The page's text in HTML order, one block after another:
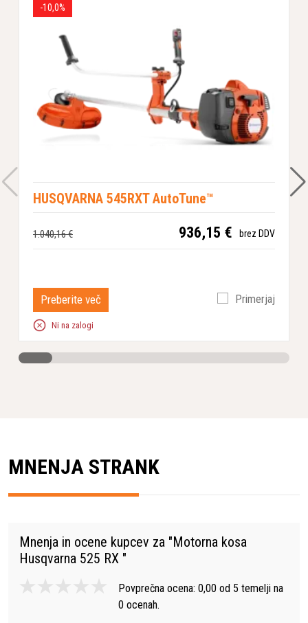
-10,0%
HUSQVARNA 545RXT AutoTune™
1.040,16 € 936,15 € brez DDV
Preberite več Primerjaj
Ni na zalogi
MNENJA STRANK
Mnenja in ocene kupcev za "Motorna kosa
Husqvarna 525 RX "
Povprečna ocena: 0,00 od 5 temelji na
0 ocenah.